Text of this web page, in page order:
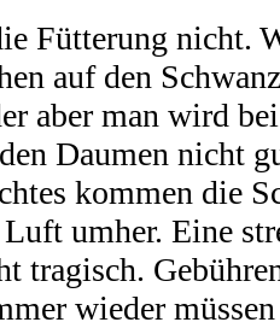
Fütterung nicht.
auf den
aber man wird
Daumen nicht
kommen die
umher. Eine
tragisch.
wieder